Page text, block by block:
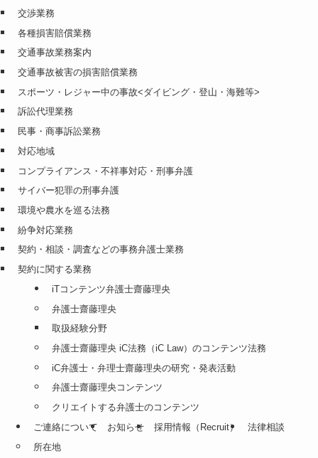
交渉業務
各種損害賠償業務
交通事故業務案内
交通事故被害の損害賠償業務
スポーツ・レジャー中の事故<ダイビング・登山・海難等>
訴訟代理業務
民事・商事訴訟業務
対応地域
コンプライアンス・不祥事対応・刑事弁護
サイバー犯罪の刑事弁護
環境や農水を巡る法務
紛争対応業務
契約・相談・調査などの事務弁護士業務
契約に関する業務
iTコンテンツ弁護士齋藤理央
弁護士齋藤理央
取扱経験分野
弁護士齋藤理央 iC法務（iC Law）のコンテンツ法務
iC弁護士・弁理士齋藤理央の研究・発表活動
弁護士齋藤理央コンテンツ
クリエイトする弁護士のコンテンツ
ご連絡について
所在地
お知らせ 採用情報（Recruit） 法律相談